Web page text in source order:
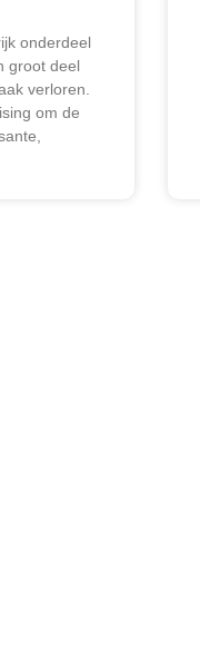
onderdeel
groot deel
verloren.
om de